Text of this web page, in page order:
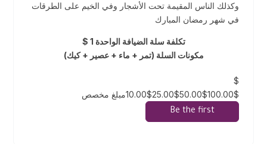
وكذلك الناس المقيمة تحت الأشجار وفي الخيم على الطرقات
في شهر رمضان المبارك
تكلفة سلة الضيافة الواحدة 1 $
مكونات السلة (تمر + ماء + عصير + كيك)
$
10.00$25.00$50.00$100.00$مبلغ مخصص
Be the first